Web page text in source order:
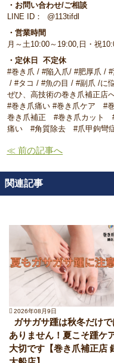
・お問い合わせ/ご相談
LINE ID： @113tifdl
・営業時間
月～土10:00～19:00,日・祝
・定休日 不定休
#巻き爪 / #陥入爪/ #肥厚爪 /
/ #タコ / #魚の目 / #副爪 /に
ぜひ、高技術の巻き爪補正店
#巻き爪痛い #巻き爪ケア
巻き爪補正 #巻き爪カット
痛い #角質除去 #爪甲鉤
≪ 前の記事へ
関連記事
2026年08月9日
ガサガサ踵は秋冬だけで
ありません！夏こそ踵ケ
大切です【巻き爪補正店